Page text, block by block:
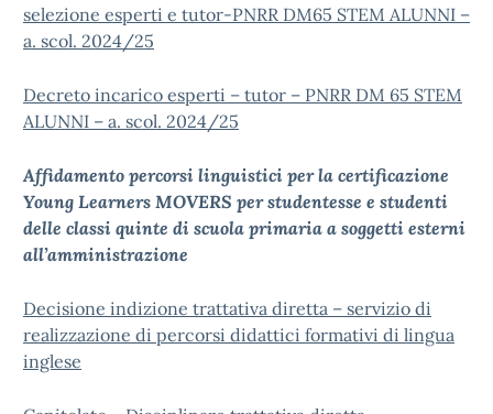
selezione esperti e tutor-PNRR DM65 STEM ALUNNI –
a. scol. 2024/25
Decreto incarico esperti – tutor – PNRR DM 65 STEM
ALUNNI – a. scol. 2024/25
Affidamento percorsi linguistici per la certificazione
Young Learners MOVERS per studentesse e studenti
delle classi quinte di scuola primaria a soggetti esterni
all’amministrazione
Decisione indizione trattativa diretta – servizio di
realizzazione di percorsi didattici formativi di lingua
inglese